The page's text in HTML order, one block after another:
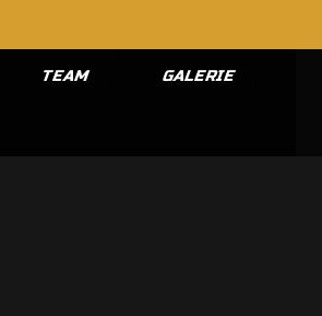
TEAM GALERIE